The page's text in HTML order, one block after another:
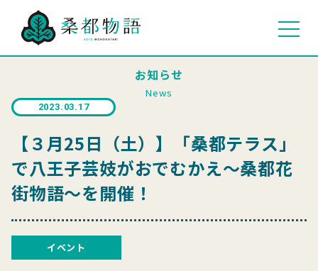
お知らせ
News
2023.03.17
【３月25日（土）】「桑都テラス」
で八王子芸妓がおでむかえ～桑都花
街物語～を開催！
イベント